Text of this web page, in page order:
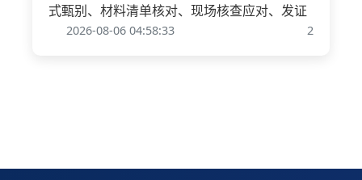
式甄别、材料清单核对、现场核查应对、发证
2026-08-06 04:58:33 2